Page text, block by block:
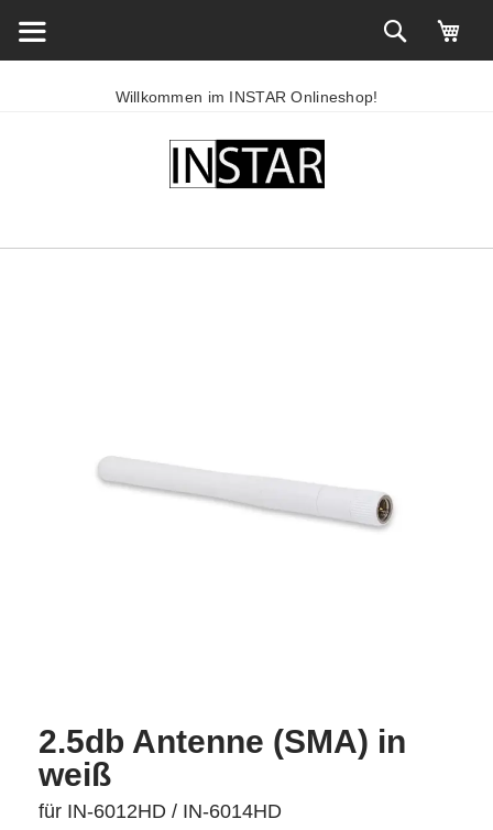
Willkommen im INSTAR Onlineshop!
2.5db Antenne (SMA) in
weiß
für IN-6012HD / IN-6014HD